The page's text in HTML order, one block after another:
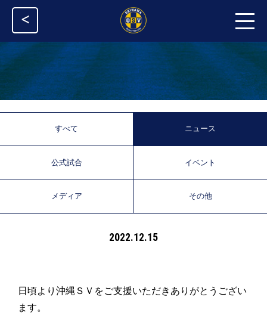
<
すべて ニュース
公式試合 イベント
メディア その他
2022.12.15
日頃より沖縄ＳＶをご支援いただきありがとうござい
ます。